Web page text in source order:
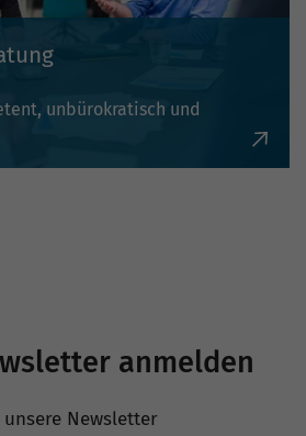
unbürokratisch und
anmelden
Newsletter